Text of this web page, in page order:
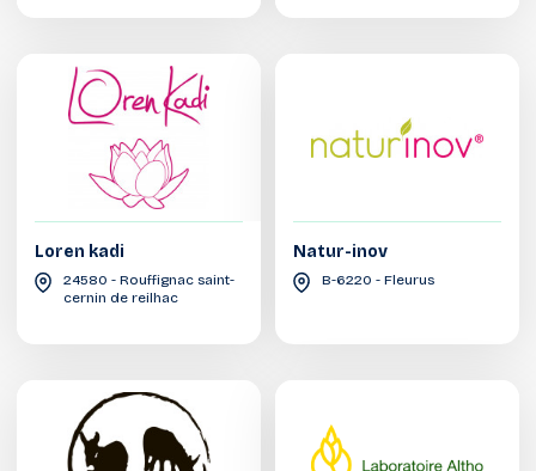
Loren kadi
24580 - Rouffignac saint-
cernin de reilhac
Natur-inov
B-6220 - Fleurus